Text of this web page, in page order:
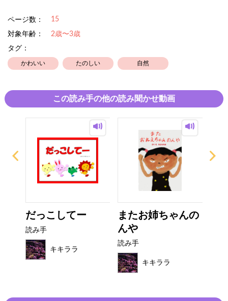
ページ数： 15
対象年齢：
2歳〜3歳
タグ：
かわいい たのしい 自然
この読み手の他の読み聞かせ動画
だっこしてー
読み手
キキララ
またお姉ちゃんの
んや
読み手
キキララ